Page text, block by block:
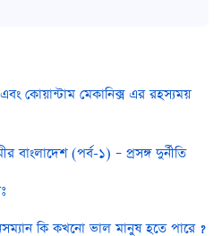
এবং কোয়ান্টাম মেকানিক্স এর রহস্যময়
বাংলাদেশ (পর্ব-১) – প্রসঙ্গ দুর্নীতি
কি কখনো ভাল মানুষ হতে পারে ?